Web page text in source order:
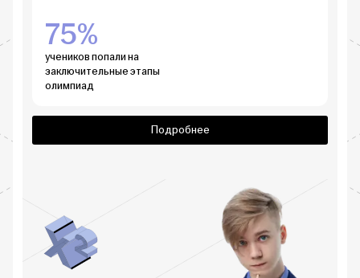
75%
учеников попали на
заключительные этапы
олимпиад
Подробнее